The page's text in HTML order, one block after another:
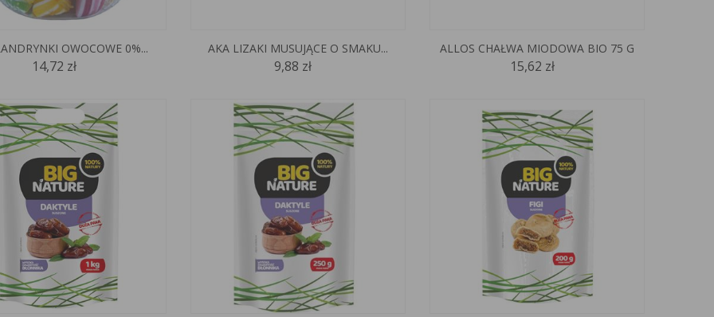
OWOCOWE 0%...
14,72 zł
AKA LIZAKI MUSUJĄCE O SMAKU...
9,88 zł
ALLOS CHAŁWA MIODOWA BIO 75 G
15,62 zł